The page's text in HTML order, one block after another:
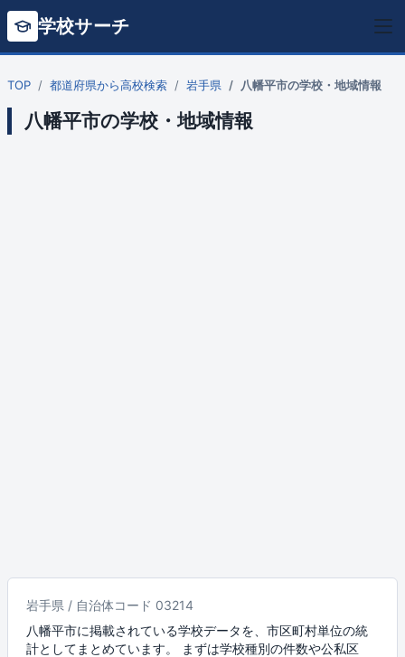
学校サーチ
TOP 都道府県から高校検索 岩手県 八幡平市の学校・地域情報
八幡平市の学校・地域情報
岩手県 / 自治体コード 03214
八幡平市に掲載されている学校データを、市区町村単位の統
計としてまとめています。 まずは学校種別の件数や公私区